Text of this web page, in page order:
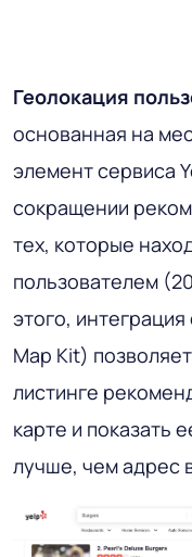
Геолокация
основанная на
элемент сервиса
сокращении
тех, которые
пользователем
этого, интеграция
Map Kit)
листинге
карте и показать
лучше, чем адрес